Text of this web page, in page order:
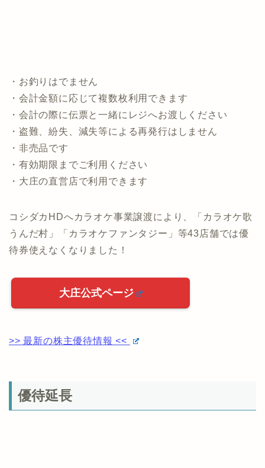
・お釣りはでません
・会計金額に応じて複数枚利用できます
・会計の際に伝票と一緒にレジへお渡しください
・盗難、紛失、減失等による再発行はしません
・非売品です
・有効期限までご利用ください
・大庄の直営店で利用できます
コシダカHDへカラオケ事業譲渡により、「カラオケ歌
うんだ村」「カラオケファンタジー」等43店舗では優
待券使えなくなりました！
大庄公式ページ
>> 最新の株主優待情報 <<
優待延長